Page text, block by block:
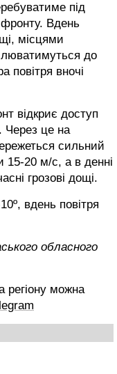
під
Вдень
місцями
до
повітря вночі
відкриє доступ
Через це на
сильний
15-20 м/с, а в денні
грозові дощі.
вдень повітря
обласного
регіону можна